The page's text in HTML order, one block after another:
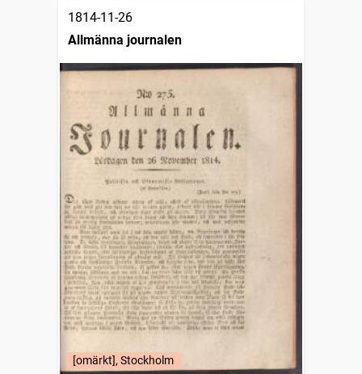
1814-11-26
Allmänna journalen
[omärkt], Stockholm